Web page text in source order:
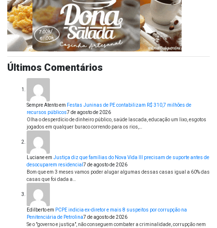
Últimos Comentários
Sempre Atentoem Festas Juninas de PE contabilizam R$ 310,7 milhões de
recursos públicos7 de agosto de 2026
Olha o desperdício de dinheiro público, saúde lascada, educação um lixo, esgotos
jogados em qualquer buraco correndo para os rios,…
Lucianeem Justiça diz que famílias do Nova Vida III precisam de suporte antes de
desocuparem residencial 7 de agosto de 2026
Bom que em 3 meses vamos poder alugar algumas dessas casas igual a 60% das
casas que foi dada a…
Edilbertoem PCPE indicia ex-diretor e mais 8 suspeitos por corrupção na
Penitenciária de Petrolina7 de agosto de 2026
Se o "governo e justiça", não conseguem combater a criminalidade, corrupção nem